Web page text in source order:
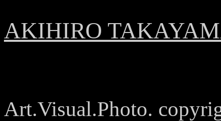
AKIHIRO
Art.Visual.Photo.